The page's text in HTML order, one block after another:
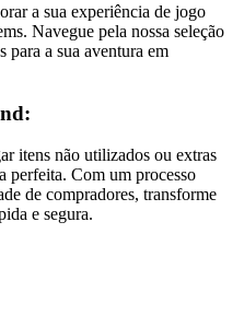
a sua experiência de jogo
Navegue pela nossa seleção
para a sua aventura em
itens não utilizados ou extras
perfeita. Com um processo
de compradores, transforme
e segura.